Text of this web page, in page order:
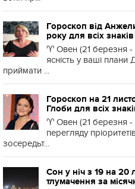
Гороскоп від
року для всіх
♈️ Овен (21 березня -
ясність у ваші плани
приймати ...
Гороскоп на 21
Глоби для всіх
♈️ Овен (21 березня -
перегляду
зосередьт...
Сон у ніч з 19 на 20
тлумачення за